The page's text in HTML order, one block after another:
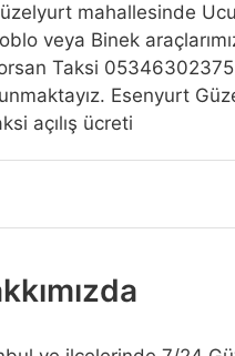
mahallesinde
veya Binek
Taksi
Esenyurt
açılış ücreti